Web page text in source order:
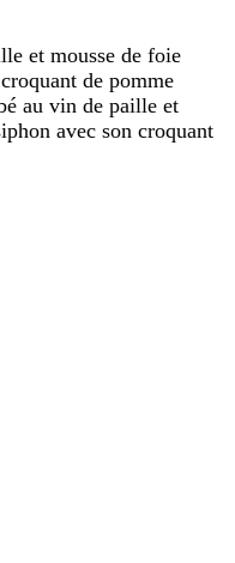
et mousse de foie
de pomme
au vin de paille et
avec son croquant